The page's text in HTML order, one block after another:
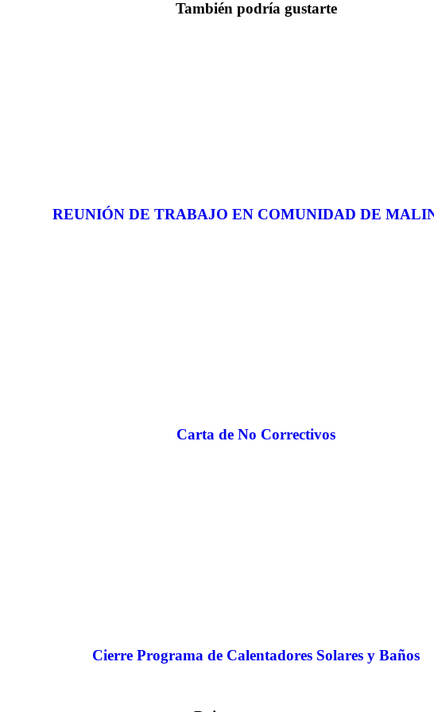
También podría gustarte
REUNIÓN DE TRABAJO EN COMUNIDAD DE
Carta de No Correctivos
Cierre Programa de Calentadores Solares y Baños